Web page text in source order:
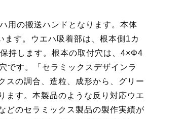
用の搬送ハンドとなります。本体
す。ウエハ吸着部は、根本側1カ
持します。根本の取付穴は、4×Φ4
です。「セラミックスデザインラ
スの調合、造粒、成形から、グリー
ます。本製品のような反り対応ウエ
どのセラミックス製品の製作実績が